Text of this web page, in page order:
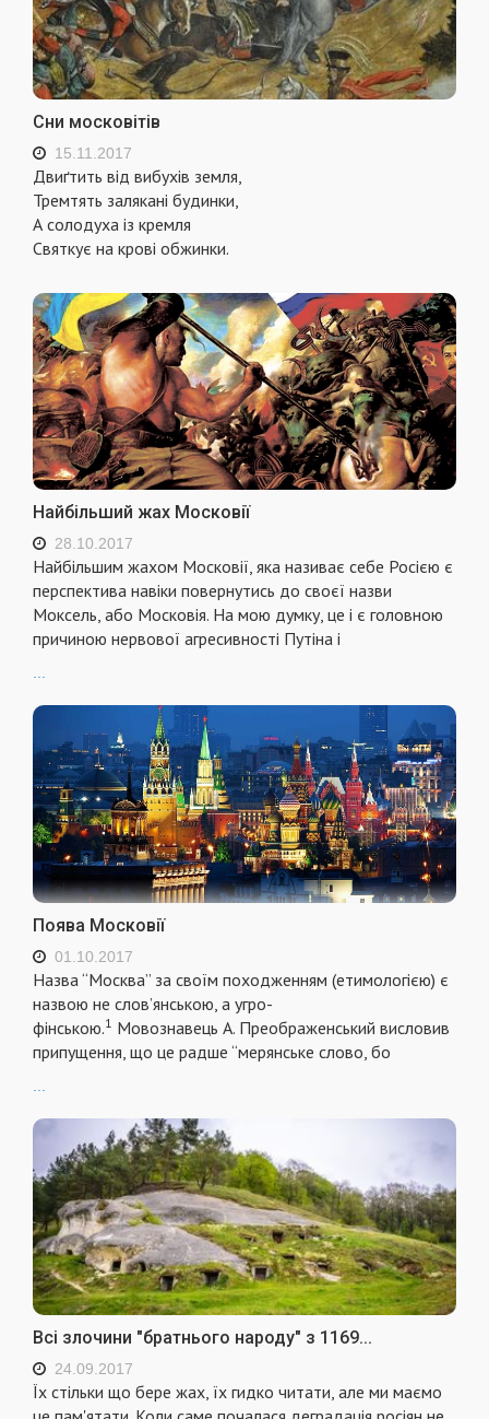
Сни московітів
15.11.2017
Двиґтить від вибухів земля,
Тремтять залякані будинки,
А солодуха із кремля
Святкує на крові обжинки.
Найбільший жах Московії
28.10.2017
Найбільшим жахом Московії, яка називає себе Росією є
перспектива навіки повернутись до своєї назви
Моксель, або Московія. На мою думку, це і є головною
причиною нервової агресивності Путіна і
...
Поява Московії
01.10.2017
Назва “Москва” за своїм походженням (етимологією) є
назвою не слов’янською, а угро-
фінською.1 Мовознавець А. Преображенський висловив
припущення, що це радше “мерянське слово, бо
Всі злочини "братнього народу" з 1169...
24.09.2017
Їх стільки що бере жах, їх гидко читати, але ми маємо